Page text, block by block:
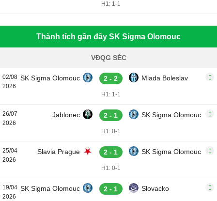
H1: 1-1
Thành tích gần đây SK Sigma Olomouc
VĐQG SÉC
02/08
2026
SK Sigma Olomouc 2 - 2 Mlada Boleslav
H1: 1-1
26/07
2026
Jablonec 2 - 1 SK Sigma Olomouc
H1: 0-1
25/04
2026
Slavia Prague 2 - 1 SK Sigma Olomouc
H1: 0-1
19/04
2026
SK Sigma Olomouc 2 - 1 Slovacko